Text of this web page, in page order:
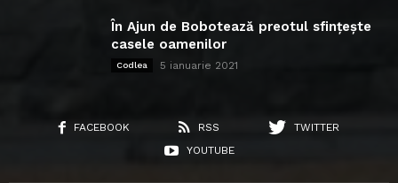
În Ajun de Bobotează preotul sfințește
casele oamenilor
Codlea 5 ianuarie 2021
FACEBOOK RSS
TWITTER
YOUTUBE